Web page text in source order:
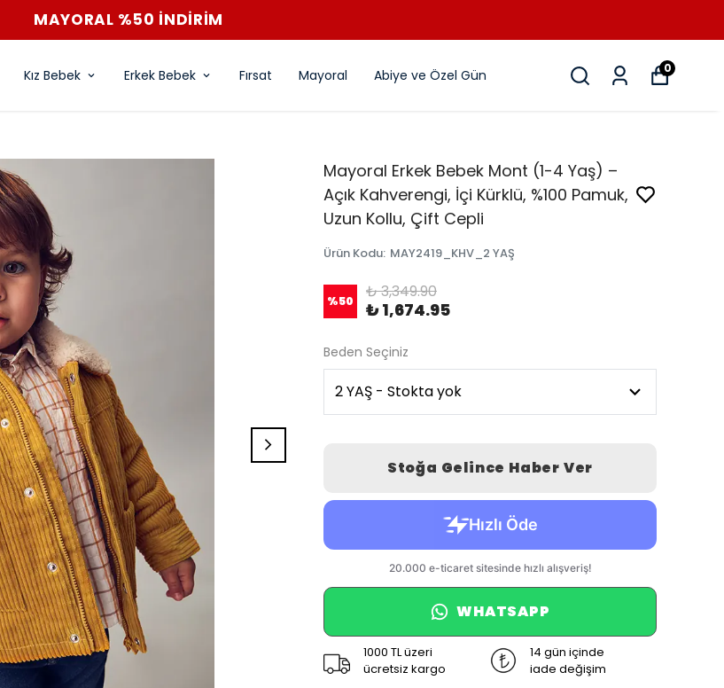
MAYORAL %50 İNDİRİM
Kız Bebek Erkek Bebek Fırsat Mayoral Abiye ve Özel Gün 0
Mayoral Erkek Bebek Mont (1-4 Yaş) –
Açık Kahverengi, İçi Kürklü, %100 Pamuk,
Uzun Kollu, Çift Cepli
Ürün Kodu: MAY2419_KHV_2 YAŞ
%50 ₺ 3,349.90
₺ 1,674.95
Beden Seçiniz
Stoğa Gelince Haber Ver
WHATSAPP
1000 TL üzeri
ücretsiz kargo
14 gün içinde
iade değişim